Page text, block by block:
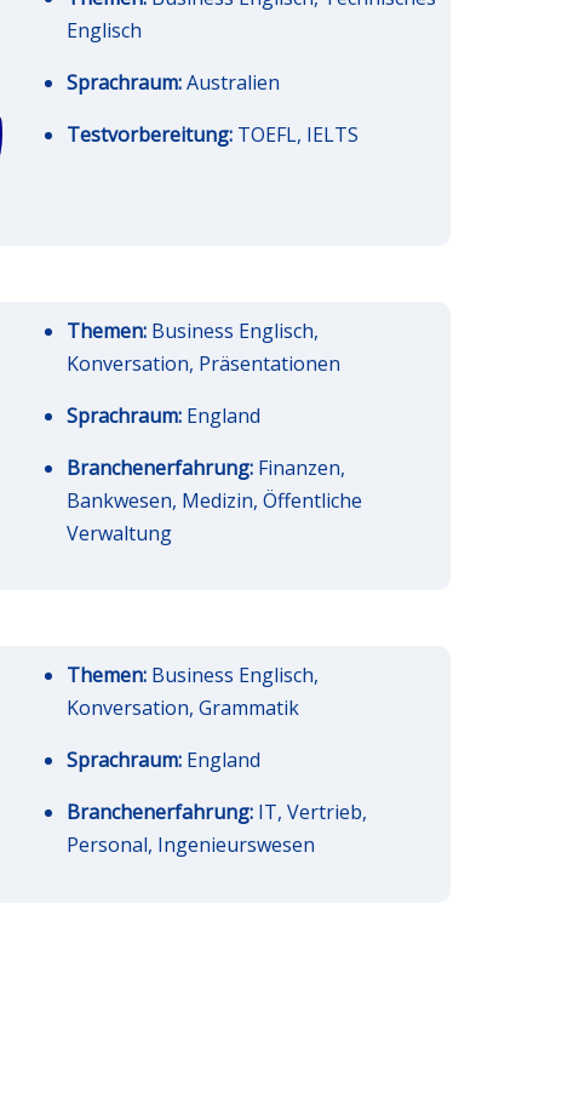
Englisch
Sprachraum:Australien
Testvorbereitung: TOEFL, IELTS
Themen: Business Englisch,
Konversation, Präsentationen
Sprachraum: England
Branchenerfahrung: Finanzen,
Bankwesen, Medizin, Öffentliche
Verwaltung
Themen: Business Englisch,
Konversation, Grammatik
Sprachraum: England
Branchenerfahrung: IT, Vertrieb,
Personal, Ingenieurswesen